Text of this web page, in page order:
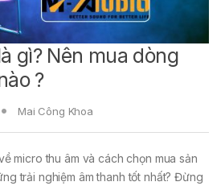
gì? Nên mua dòng
?
Mai Công Khoa
micro thu âm và cách chọn mua sản
trải nghiệm âm thanh tốt nhất? Đừng